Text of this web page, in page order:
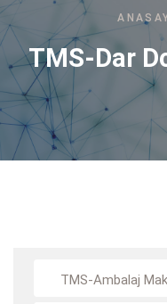
TMS-Dar
TMS-Ambalaj